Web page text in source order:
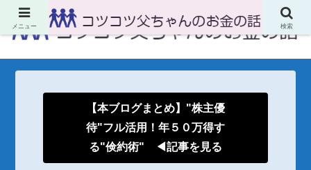
【本ブログまとめ】"株主優
待"フル活用！年５０万得す
る"倹約術" ◀記事を見る
メニュー 検索